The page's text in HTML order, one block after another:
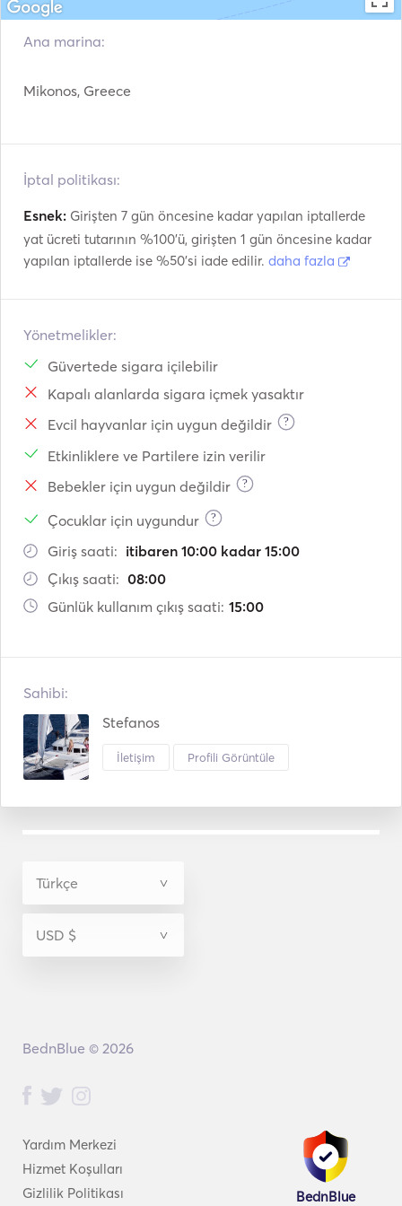
Ana marina:
Mikonos, Greece
İptal politikası:
Esnek: Girişten 7 gün öncesine kadar yapılan iptallerde
yat ücreti tutarının %100'ü, girişten 1 gün öncesine kadar
yapılan iptallerde ise %50'si iade edilir. daha fazla
Yönetmelikler:
Güvertede sigara içilebilir
Kapalı alanlarda sigara içmek yasaktır
Evcil hayvanlar için uygun değildir
?
Etkinliklere ve Partilere izin verilir
Bebekler için uygun değildir
?
Çocuklar için uygundur ?
Giriş saati: itibaren 10:00 kadar 15:00
Çıkış saati: 08:00
Günlük kullanım çıkış saati: 15:00
Sahibi:
Stefanos
İletişim Profili Görüntüle
Yardım Merkezi
Hizmet Koşulları
Gizlilik Politikası
BednBlue
BednBlue © 2026